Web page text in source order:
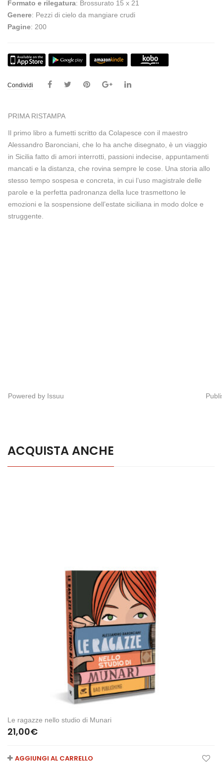
Formato e rilegatura: Brossurato 15 x 21
Genere: Pezzi di cielo da mangiare crudi
Pagine: 200
Condividi
PRIMA RISTAMPA
Il primo libro a fumetti scritto da Colapesce con il maestro
Alessandro Baronciani, che lo ha anche disegnato, è un viaggio
in Sicilia fatto di amori interrotti, passioni indecise, appuntamenti
mancati e la distanza, che rovina sempre le cose. Una storia allo
stesso tempo sospesa e concreta, in cui l’uso magistrale delle
parole e la perfetta padronanza della luce trasmettono le
emozioni e la sospensione dell’estate siciliana in modo dolce e
struggente.
Powered by Issuu
ACQUISTA ANCHE
Le ragazze nello studio di Munari
21,00€
AGGIUNGI AL CARRELLO